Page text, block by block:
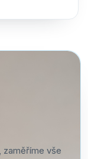
zaměříme vše